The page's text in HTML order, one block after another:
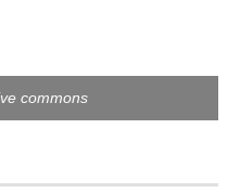
commons